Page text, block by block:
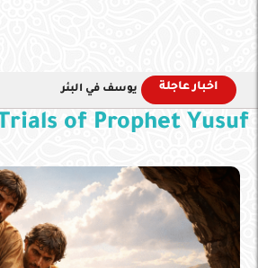
اخبار عاجلة يوسف في البئر
Trials of Prophet Yusuf